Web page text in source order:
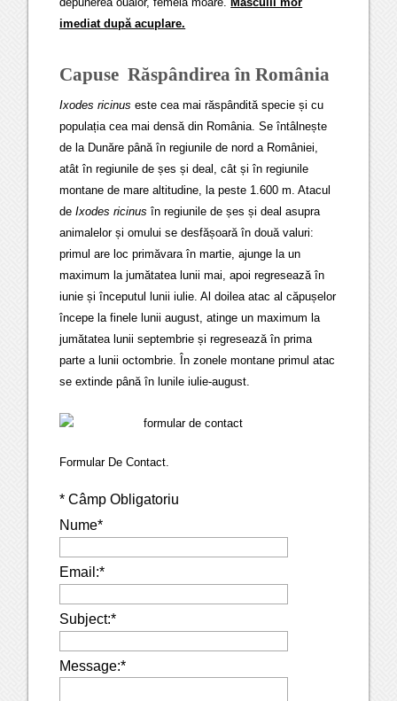
imediat după acuplare.
Capuse Răspândirea în România
Ixodes ricinus este cea mai răspândită specie și cu
populația cea mai densă din România. Se întâlnește
de la Dunăre până în regiunile de nord a României,
atât în regiunile de șes și deal, cât și în regiunile
montane de mare altitudine, la peste 1.600 m. Atacul
deIxodes ricinus în regiunile de șes și deal asupra
animalelor și omului se desfășoară în două valuri:
primul are loc primăvara în martie, ajunge la un
maximum la jumătatea lunii mai, apoi regresează în
iunie și începutul lunii iulie. Al doilea atac al căpușelor
începe la finele lunii august, atinge un maximum la
jumătatea lunii septembrie și regresează în prima
parte a lunii octombrie. În zonele montane primul atac
se extinde până în lunile iulie-august.
Formular De Contact.
* Câmp Obligatoriu
Nume*
Email:*
Subject:*
Message:*